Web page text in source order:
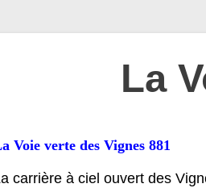
La
Voie verte des Vignes 881
carrière à ciel ouvert des